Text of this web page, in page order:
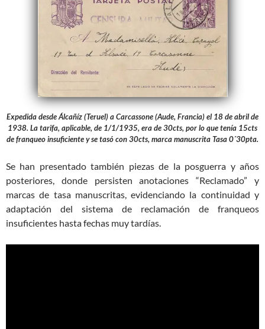
Expedida desde Álcañíz (Teruel) a Carcassone (Aude, Francia) el 18 de abril de
1938. La tarifa, aplicable, de 1/1/1935, era de 30cts, por lo que tenía 15cts
de franqueo insuficiente y se tasó con 30cts, marca manuscrita Tasa 0´30pta.
Se han presentado también piezas de la posguerra y años
posteriores, donde persisten anotaciones “Reclamado” y
marcas de tasa manuscritas, evidenciando la continuidad y
adaptación del sistema de reclamación de franqueos
insuficientes hasta fechas muy tardías.